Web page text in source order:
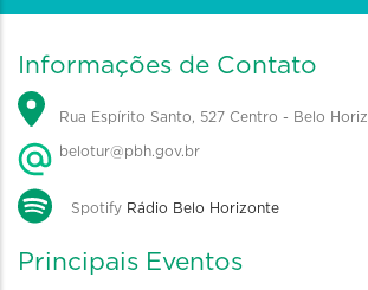
Informações de Contato
Rua Espírito Santo, 527 Centro - Belo
belotur@pbh.gov.br
Spotify Rádio Belo Horizonte
Principais Eventos